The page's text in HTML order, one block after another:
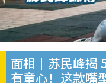
面相｜苏民峰
有童心！这款嘴